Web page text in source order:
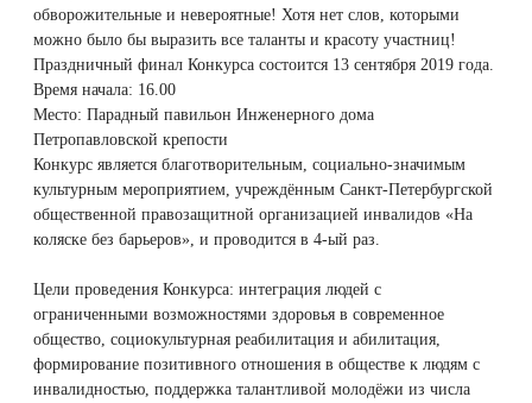
обворожительные и невероятные! Хотя нет слов, которыми
можно было бы выразить все таланты и красоту участниц!
Праздничный финал Конкурса состоится 13 сентября 2019 года.
Время начала: 16.00
Место: Парадный павильон Инженерного дома
Петропавловской крепости
Конкурс является благотворительным, социально-значимым
культурным мероприятием, учреждённым Санкт-Петербургской
общественной правозащитной организацией инвалидов «На
коляске без барьеров», и проводится в 4-ый раз.
Цели проведения Конкурса: интеграция людей с
ограниченными возможностями здоровья в современное
общество, социокультурная реабилитация и абилитация,
формирование позитивного отношения в обществе к людям с
инвалидностью, поддержка талантливой молодёжи из числа
Лечение псориаза
Лазерный пилинг
Лазерное удаление рубцов
Удаление рубцов
Лазерное лечение постакне
Омоложение QOOLGLOW
Вылечить расширенные поры
Избавиться от комедонов на лице
Избавиться от пигментных пятен на лице
Остановить выпадение волос
Сделать педикюр
Купить сертификат